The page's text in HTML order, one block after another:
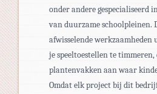
onder andere gespecialiseerd
van duurzame schoolpleinen.
afwisselende werkzaamheden
je speeltoestellen te
plantenvakken aan waar
Omdat elk project bij dit